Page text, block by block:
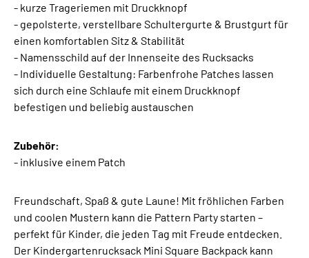
- kurze Trageriemen mit Druckknopf
- gepolsterte, verstellbare Schultergurte & Brustgurt für
einen komfortablen Sitz & Stabilität
- Namensschild auf der Innenseite des Rucksacks
- Individuelle Gestaltung: Farbenfrohe Patches lassen
sich durch eine Schlaufe mit einem Druckknopf
befestigen und beliebig austauschen
Zubehör:
- inklusive einem Patch
Freundschaft, Spaß & gute Laune! Mit fröhlichen Farben
und coolen Mustern kann die Pattern Party starten –
perfekt für Kinder, die jeden Tag mit Freude entdecken.
Der Kindergartenrucksack Mini Square Backpack kann